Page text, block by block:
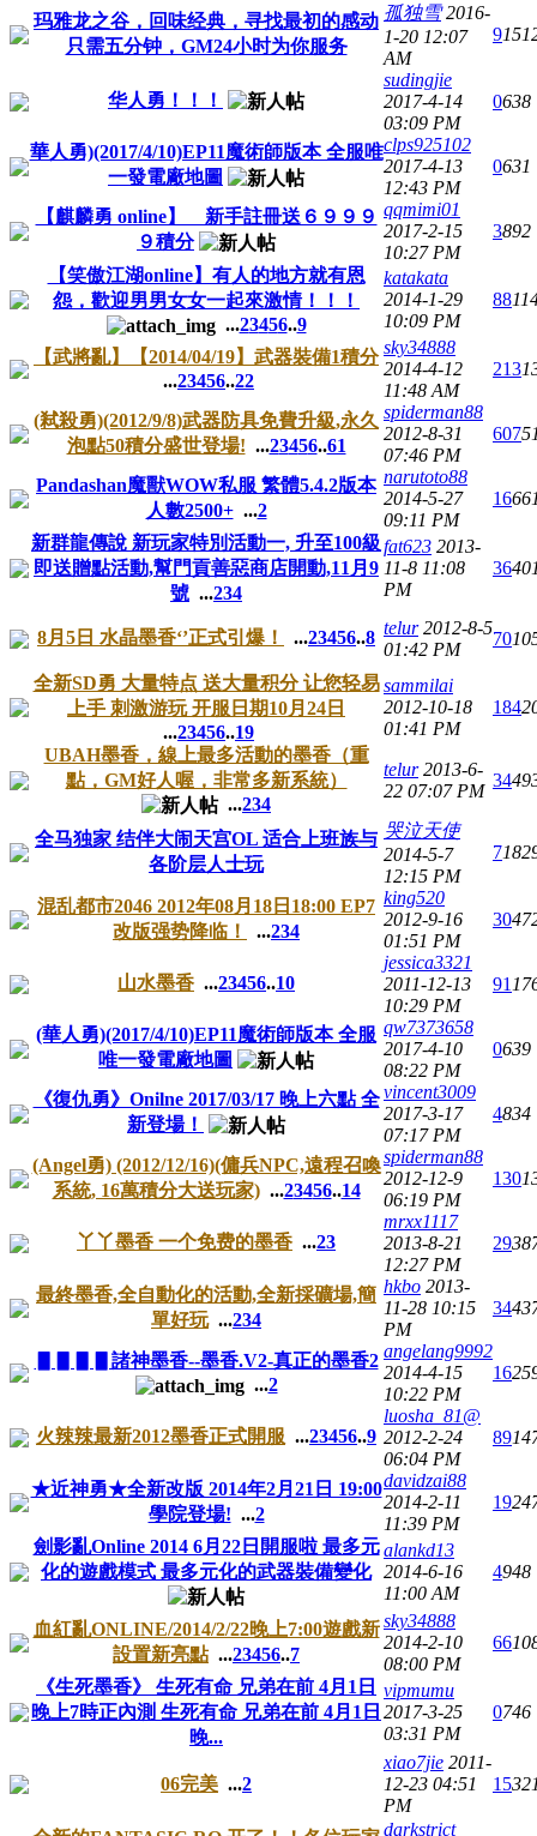
玛雅龙之谷，回味经典，寻找最初的感动
只需五分钟，GM24小时为你服务
孤独雪 2016-
1-20 12:07
AM
9
华人勇！！！
sudingjie
2017-4-14
03:09 PM
0638
華人勇)(2017/4/10)EP11魔術師版本 全服唯
一發電廠地圖
clps925102
2017-4-13
12:43 PM
0631
【麒麟勇 online】 新手註冊送６９９９
９積分
qqmimi01
2017-2-15
10:27 PM
3892
【笑傲江湖online】有人的地方就有恩
怨，歡迎男男女女一起來激情！！！
...23456..9
katakata
2014-1-29
10:09 PM
88
【武將亂】【2014/04/19】武器裝備1積分
...23456..22
sky34888
2014-4-12
11:48 AM
213
(弒殺勇)(2012/9/8)武器防具免費升級,永久
泡點50積分盛世登場! ...23456..61
spiderman88
2012-8-31
07:46 PM
607
Pandashan魔獸WOW私服 繁體5.4.2版本
人數2500+ ...2
narutoto88
2014-5-27
09:11 PM
16
新群龍傳說 新玩家特別活動一, 升至100級
即送贈點活動,幫門貢善惡商店開動,11月9
號 ...234
fat623 2013-
11-8 11:08
PM
36
8月5日 水晶墨香‘’正式引爆！ ...23456..8 telur 2012-8-5
01:42 PM
70
全新SD勇 大量特点 送大量积分 让您轻易
上手 刺激游玩 开服日期10月24日
...23456..19
sammilai
2012-10-18
01:41 PM
184
UBAH墨香，線上最多活動的墨香（重
點，GM好人喔，非常多新系統）
...234
telur 2013-6-
22 07:07 PM
34
全马独家 结伴大闹天宫OL 适合上班族与
各阶层人士玩
哭泣天使
2014-5-7
12:15 PM
7
混乱都市2046 2012年08月18日18:00 EP7
改版强势降临！
...234
king520
2012-9-16
01:51 PM
30
山水墨香 ...23456..10
jessica3321
2011-12-13
10:29 PM
91
(華人勇)(2017/4/10)EP11魔術師版本 全服
唯一發電廠地圖
qw7373658
2017-4-10
08:22 PM
0639
《復仇勇》Onilne 2017/03/17 晚上六點 全
新登場！
vincent3009
2017-3-17
07:17 PM
4834
(Angel勇) (2012/12/16)(傭兵NPC,遠程召喚
系統, 16萬積分大送玩家) ...23456..14
spiderman88
2012-12-9
06:19 PM
130
丫丫墨香 一个免费的墨香 ...23
mrxx1117
2013-8-21
12:27 PM
29
最終墨香,全自動化的活動,全新採礦場,簡
單好玩 ...234
hkbo 2013-
11-28 10:15
PM
34
▋▋▋▋諸神墨香--墨香.V2-真正的墨香2
...2
angelang9992
2014-4-15
10:22 PM
16
火辣辣最新2012墨香正式開服 ...23456..9
luosha_81@
2012-2-24
06:04 PM
89
★近神勇★全新改版 2014年2月21日 19:00
學院登場! ...2
davidzai88
2014-2-11
11:39 PM
19
劍影亂Online 2014 6月22日開服啦 最多元
化的遊戲模式 最多元化的武器裝備變化
alankd13
2014-6-16
11:00 AM
4948
血紅亂ONLINE/2014/2/22晚上7:00遊戲新
設置新亮點 ...23456..7
sky34888
2014-2-10
08:00 PM
66
《生死墨香》 生死有命 兄弟在前 4月1日
晚上7時正內測 生死有命 兄弟在前 4月1日
晚...
vipmumu
2017-3-25
03:31 PM
0746
06完美 ...2
xiao7jie 2011-
12-23 04:51
PM
15
darkstrict